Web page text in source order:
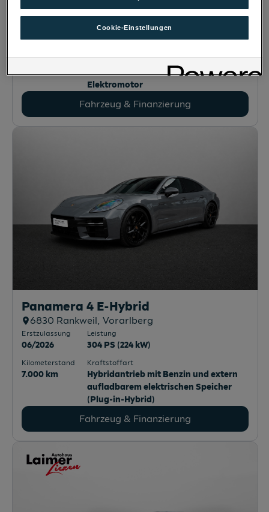
911 Carrera GTS Cabriolet
6804 Feldkirch-Altenstadt, Vorarlberg
04/2026
Leistung
485 PS (358 kW)
7.200 km
Kombinierter Betrieb mit Benzin und
Elektromotor
Fahrzeug & Finanzierung
Panamera 4 E-Hybrid
6830 Rankweil, Vorarlberg
Erstzulassung
06/2026
Leistung
304 PS (224 kW)
Kilometerstand
7.000 km
Kraftstoffart
Hybridantrieb mit Benzin und extern
aufladbarem elektrischen Speicher
(Plug-in-Hybrid)
Fahrzeug & Finanzierung
Cookie-Einstellungen